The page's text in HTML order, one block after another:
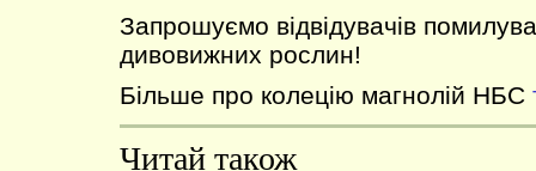
Запрошуємо відвідувачів
дивовижних рослин!
Більше про колецію магнолій НБС
Читай також